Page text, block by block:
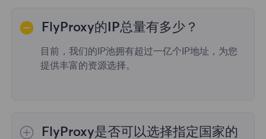
FlyProxy的IP总量有多少？
目前，我们的IP池拥有超过一亿个IP地址，为您
提供丰富的资源选择。
FlyProxy是否可以选择指定国家的